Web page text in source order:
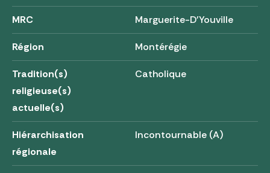
MRC Marguerite-D'Youville
Région Montérégie
Tradition(s)
religieuse(s)
actuelle(s)
Catholique
Hiérarchisation
régionale
Incontournable (A)